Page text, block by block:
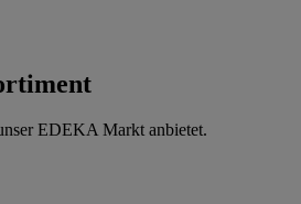
EDEKA Markt anbietet.